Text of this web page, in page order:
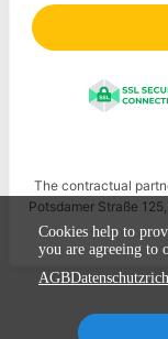
The contractual
Potsdamer Straße
Cookies help to
you are agreeing to
AGB